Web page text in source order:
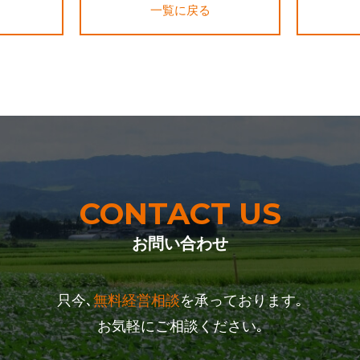
一覧に戻る
CONTACT US
お問い合わせ
只今､無料経営相談を承っております｡
お気軽にご相談ください｡